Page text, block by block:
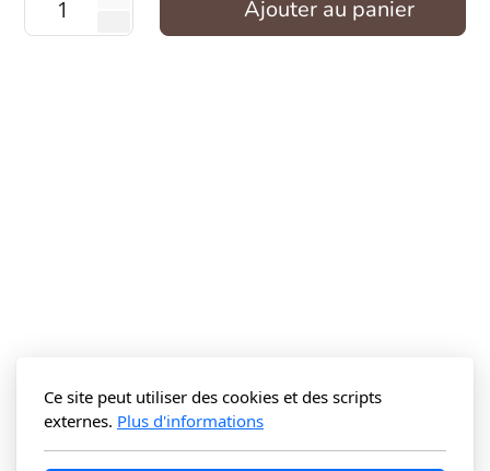
Ajouter au panier
Ce site peut utiliser des cookies et des scripts
externes. Plus d'informations